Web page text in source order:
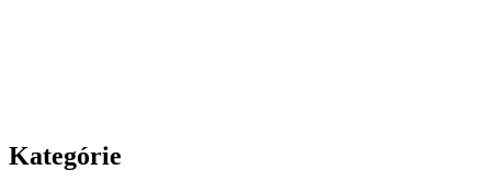
Kategórie